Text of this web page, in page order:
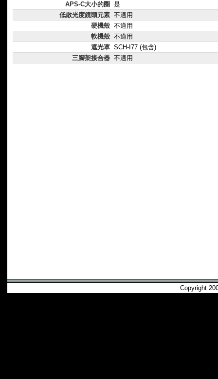
APS-C大小的圈
是
低散光度鏡頭元素 不適用
硬機殼 不適用
軟機殼 不適用
遮光罩 SCH-I77 (包含)
三腳架接合器 不適用
Copyright